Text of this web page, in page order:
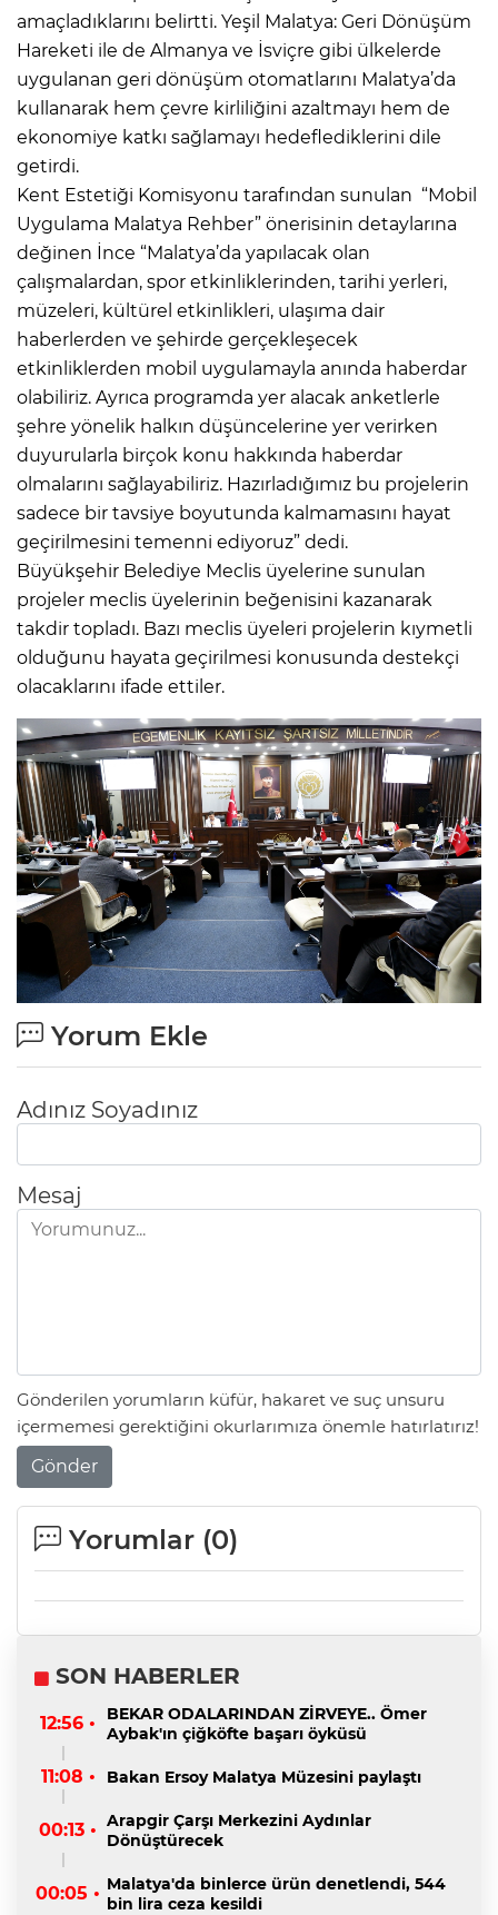
amaçladıklarını belirtti. Yeşil Malatya: Geri Dönüşüm
Hareketi ile de Almanya ve İsviçre gibi ülkelerde
uygulanan geri dönüşüm otomatlarını Malatya’da
kullanarak hem çevre kirliliğini azaltmayı hem de
ekonomiye katkı sağlamayı hedeflediklerini dile
getirdi.
Kent Estetiği Komisyonu tarafından sunulan “Mobil
Uygulama Malatya Rehber” önerisinin detaylarına
değinen İnce “Malatya’da yapılacak olan
çalışmalardan, spor etkinliklerinden, tarihi yerleri,
müzeleri, kültürel etkinlikleri, ulaşıma dair
haberlerden ve şehirde gerçekleşecek
etkinliklerden mobil uygulamayla anında haberdar
olabiliriz. Ayrıca programda yer alacak anketlerle
şehre yönelik halkın düşüncelerine yer verirken
duyurularla birçok konu hakkında haberdar
olmalarını sağlayabiliriz. Hazırladığımız bu projelerin
sadece bir tavsiye boyutunda kalmamasını hayat
geçirilmesini temenni ediyoruz” dedi.
Büyükşehir Belediye Meclis üyelerine sunulan
projeler meclis üyelerinin beğenisini kazanarak
takdir topladı. Bazı meclis üyeleri projelerin kıymetli
olduğunu hayata geçirilmesi konusunda destekçi
olacaklarını ifade ettiler.
Yorum Ekle
Adınız Soyadınız
Mesaj
Gönderilen yorumların küfür, hakaret ve suç unsuru
içermemesi gerektiğini okurlarımıza önemle hatırlatırız!
Gönder
Yorumlar (0)
SON HABERLER
12:56 •
BEKAR ODALARINDAN ZİRVEYE.. Ömer
Aybak'ın çiğköfte başarı öyküsü
11:08 • Bakan Ersoy Malatya Müzesini paylaştı
00:13 • Arapgir Çarşı Merkezini Aydınlar
Dönüştürecek
00:05 • Malatya'da binlerce ürün denetlendi, 544
bin lira ceza kesildi